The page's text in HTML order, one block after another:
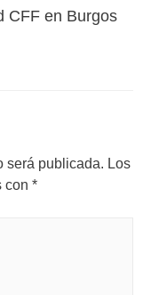
CFF en Burgos
será publicada. Los
con *